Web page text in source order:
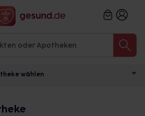
wählen